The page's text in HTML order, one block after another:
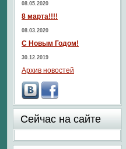
08.05.2020
8 марта!!!!
08.03.2020
С Новым Годом!
30.12.2019
Архив новостей
Сейчас на сайте